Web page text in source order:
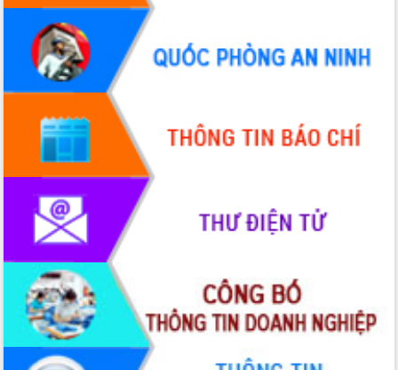
HĐND tỉnh thông qua điều chỉnh Quy
hoạch tỉnh thời kỳ 2021-2030
Hội thảo góp ý hồ sơ điều chỉnh quy
hoạch tỉnh Đắk Lắk thời kỳ 2021-2030,
tầm nhìn đến năm 2050
Nâng cao hiệu quả hoạt động của các
doanh nghiệp nhà nước
Hội nghị triển khai kết nối mạng
truyền số liệu chuyên dùng phục vụ cơ
Lễ phát động chuỗi hoạt động chung
tay làm sạch môi trường
Xã Ea Kar bước chuyển mình trong
công tác cải cách hành chính mô hình
mới
UBND tỉnh họp báo định kỳ tháng 4
năm 2026
Hội thảo khoa học “Giải pháp thúc đẩy
phát triển nền kinh tế xanh tại tỉnh